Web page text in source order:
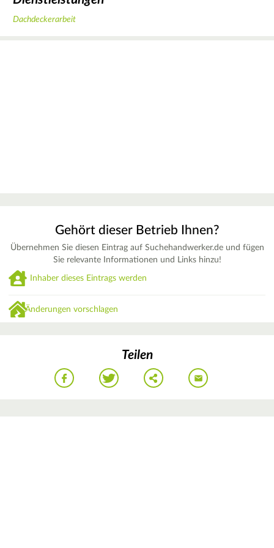
Dachdeckerarbeit
Gehört dieser Betrieb Ihnen?
Übernehmen Sie diesen Eintrag auf Suchehandwerker.de und fügen
Sie relevante Informationen und Links hinzu!
Inhaber dieses Eintrags werden
Änderungen vorschlagen
Teilen